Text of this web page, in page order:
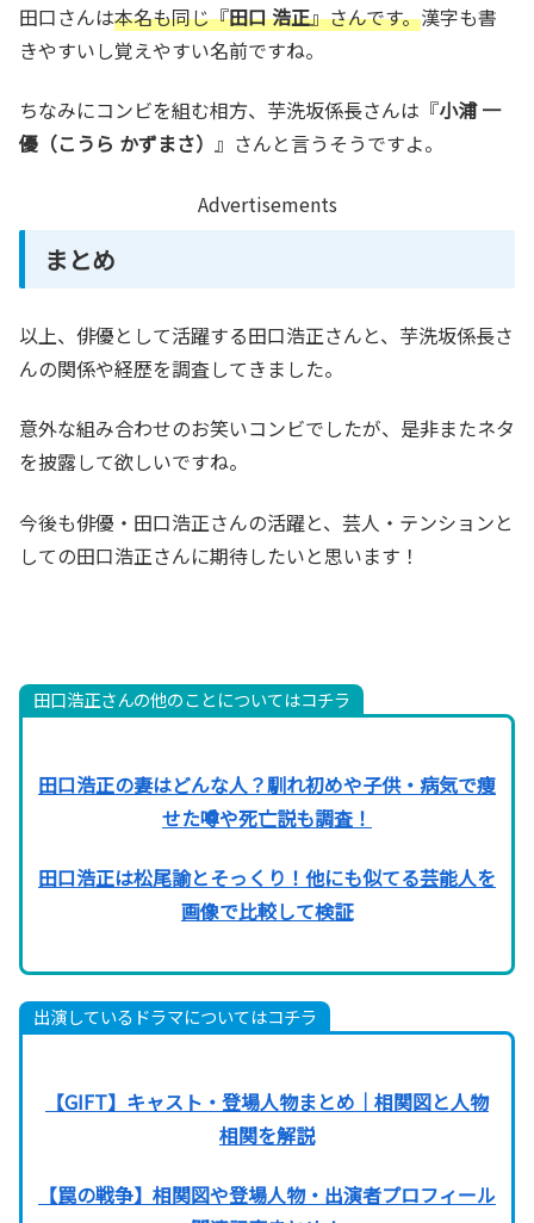
田口さんは本名も同じ『田口 浩正』さんです。漢字も書
きやすいし覚えやすい名前ですね。
ちなみにコンビを組む相方、芋洗坂係長さんは『小浦 一
優（こうら かずまさ） 』さんと言うそうですよ。
Advertisements
まとめ
以上、俳優として活躍する田口浩正さんと、芋洗坂係長さ
んの関係や経歴を調査してきました。
意外な組み合わせのお笑いコンビでしたが、是非またネタ
を披露して欲しいですね。
今後も俳優・田口浩正さんの活躍と、芸人・テンションと
しての田口浩正さんに期待したいと思います！
田口浩正さんの他のことについてはコチラ
田口浩正の妻はどんな人？馴れ初めや子供・病気で痩
せた噂や死亡説も調査！
田口浩正は松尾諭とそっくり！他にも似てる芸能人を
画像で比較して検証
出演しているドラマについてはコチラ
【GIFT】キャスト・登場人物まとめ｜相関図と人物
相関を解説
【罠の戦争】相関図や登場人物・出演者プロフィール